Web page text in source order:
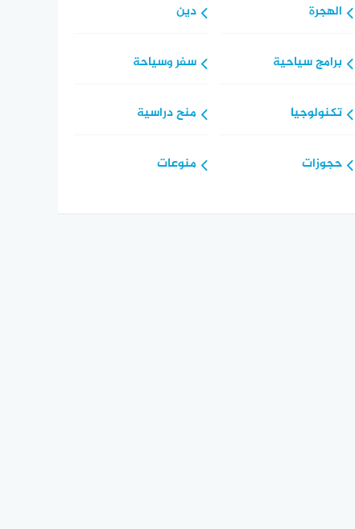
الهجرة
برامج سياحية
تكنولوجيا
حجوزات
دين
سفر وسياحة
منح دراسية
منوعات